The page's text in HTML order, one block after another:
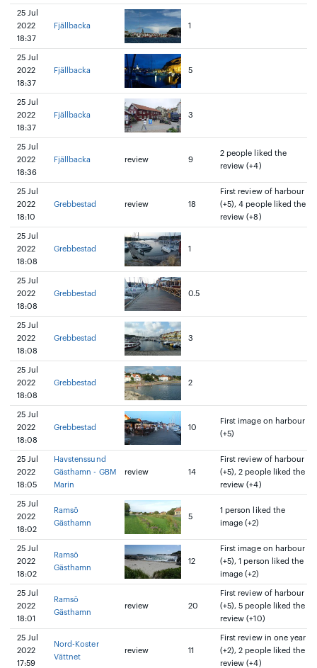
25 Jul
2022
18:37
Fjällbacka 1
25 Jul
2022
18:37
Fjällbacka 5
25 Jul
2022
18:37
Fjällbacka 3
25 Jul
2022
18:36
Fjällbacka review 9
2 people liked the
review (+4)
25 Jul
2022
18:10
Grebbestad review 18
First review of harbour
(+5), 4 people liked the
review (+8)
25 Jul
2022
18:08
Grebbestad 1
25 Jul
2022
18:08
Grebbestad 0.5
25 Jul
2022
18:08
Grebbestad 3
25 Jul
2022
18:08
Grebbestad 2
25 Jul
2022
18:08
Grebbestad 10
First image on harbour
(+5)
25 Jul
2022
18:05
Havstenssund
Gästhamn - GBM
Marin
review 14
First review of harbour
(+5), 2 people liked the
review (+4)
25 Jul
2022
18:02
Ramsö
Gästhamn
5
1 person liked the
image (+2)
25 Jul
2022
18:02
Ramsö
Gästhamn
12
First image on harbour
(+5), 1 person liked the
image (+2)
25 Jul
2022
18:01
Ramsö
Gästhamn
review 20
First review of harbour
(+5), 5 people liked the
review (+10)
25 Jul
2022
17:59
Nord-Koster
Vättnet
review 11
First review in one year
(+2), 2 people liked the
review (+4)